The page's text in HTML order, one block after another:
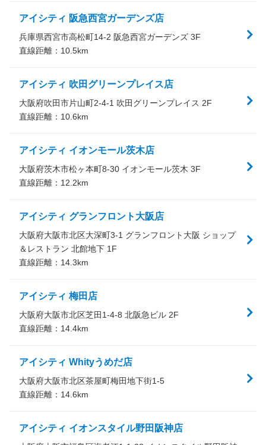
アイシティ 阪急西宮ガーデンズ店
兵庫県西宮市高松町14-2 阪急西宮ガーデンズ 3F
直線距離： 10.5km
アイシティ 吹田グリーンプレイス店
大阪府吹田市片山町2-4-1 吹田グリーンプレイス 2F
直線距離： 10.6km
アイシティ イオンモール茨木店
大阪府茨木市松ヶ本町8-30 イオンモール茨木 3F
直線距離： 12.2km
アイシティ グランフロント大阪店
大阪府大阪市北区大深町3-1 グランフロント大阪 ショップ
＆レストラン 北館地下 1F
直線距離： 14.3km
アイシティ 梅田店
大阪府大阪市北区芝田1-4-8 北阪急ビル 2F
直線距離： 14.4km
アイシティ Whityうめだ店
大阪府大阪市北区茶屋町梅田地下街1-5
直線距離： 14.6km
アイシティ イオンスタイル野田阪神店